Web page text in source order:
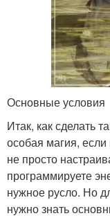
Основные условия
Итак, как сделать
особая магия,
не просто
программируете
нужное русло. Но
нужно знать